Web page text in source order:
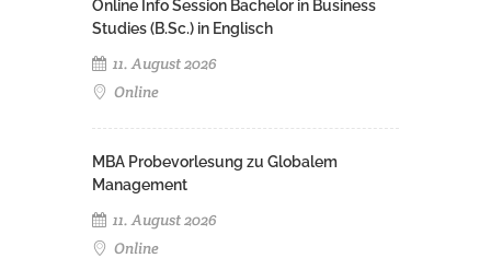
Online Info Session Bachelor in Business
Studies (B.Sc.) in Englisch
11. August 2026
Online
MBA Probevorlesung zu Globalem
Management
11. August 2026
Online